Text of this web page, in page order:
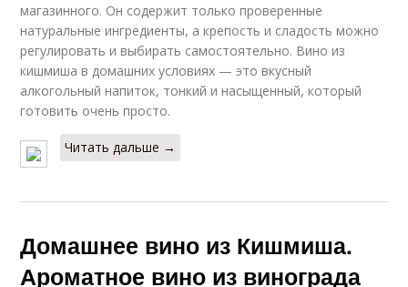
магазинного. Он содержит только проверенные
натуральные ингредиенты, а крепость и сладость можно
регулировать и выбирать самостоятельно. Вино из
кишмиша в домашних условиях — это вкусный
алкогольный напиток, тонкий и насыщенный, который
готовить очень просто.
Читать дальше →
Домашнее вино из Кишмиша.
Ароматное вино из винограда